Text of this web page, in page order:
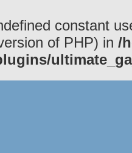
constant
of PHP) in /